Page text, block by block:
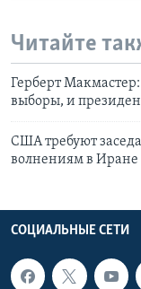
Читайте
Герберт
выборы, и
США требуют
волнениям в Иране
СОЦИАЛЬНЫЕ СЕТИ